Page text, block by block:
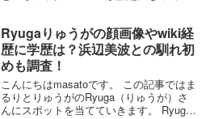
立つ」で共演してから急接近。 2018年に
は星野...
Ryugaりゅうがの顔画像やwiki経
歴に学歴は？浜辺美波との馴れ初
めも調査！
こんにちはmasatoです。 この記事ではま
るりとりゅうがのRyuga（りゅうが）さ
んにスポットを当てていきます。 Ryuga